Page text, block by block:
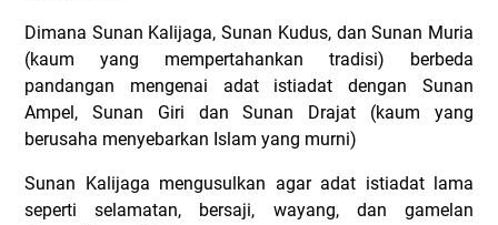
Dimana Sunan Kalijaga, Sunan Kudus, dan Sunan Muria
(kaum yang mempertahankan tradisi) berbeda
pandangan mengenai adat istiadat dengan Sunan
Ampel, Sunan Giri dan Sunan Drajat (kaum yang
berusaha menyebarkan Islam yang murni)
Sunan Kalijaga mengusulkan agar adat istiadat lama
seperti selamatan, bersaji, wayang, dan gamelan